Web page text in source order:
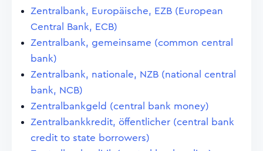
Zentralbank, Europäische, EZB (European
Central Bank, ECB)
Zentralbank, gemeinsame (common central
bank)
Zentralbank, nationale, NZB (national central
bank, NCB)
Zentralbankgeld (central bank money)
Zentralbankkredit, öffentlicher (central bank
credit to state borrowers)